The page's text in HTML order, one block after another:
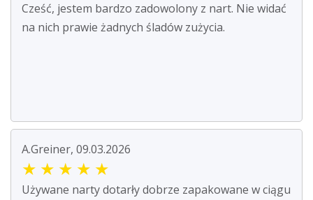
Cześć, jestem bardzo zadowolony z nart. Nie widać
na nich prawie żadnych śladów zużycia.
A.Greiner, 09.03.2026
★ ★ ★ ★ ★
Używane narty dotarły dobrze zapakowane w ciągu